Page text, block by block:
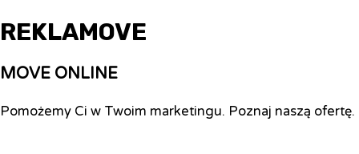
REKLAMOVE
MOVE ONLINE
Pomożemy Ci w Twoim marketingu. Poznaj naszą ofertę.